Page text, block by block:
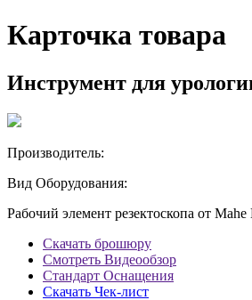
Карточка товара
Инструмент для
Производитель:
Вид Оборудования:
Рабочий элемент резектоскопа от
Скачать брошюру
Смотреть Видеообзор
Стандарт Оснащения
Скачать Чек-лист